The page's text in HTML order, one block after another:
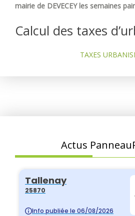
mairie de DEVECEY les semaines
Calcul des taxes
TAXES
Actus